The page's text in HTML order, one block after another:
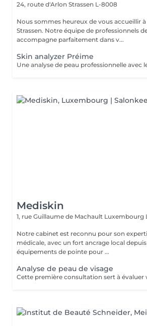
24, route d'Arlon Strassen L-8008
Nous sommes heureux de vous accueillir
Strassen. Notre équipe de professionnels de l'esthétique vous
accompagne parfaitement dans v...
Skin analyzer Préime
Mediskin
1, rue Guillaume de Machault Luxembourg
Notre cabinet est reconnu pour son
médicale, avec un fort ancrage local
équipements de pointe pour ...
Analyse de peau de visage